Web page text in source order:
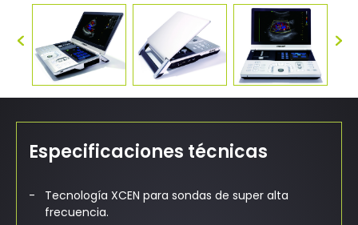
Especificaciones técnicas
Tecnología XCEN para sondas de super alta
frecuencia.